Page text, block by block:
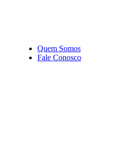
Quem Somos
Fale Conosco